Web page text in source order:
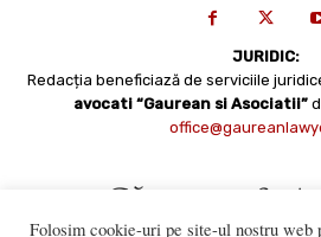
JURIDIC:
Redacția beneficiază de serviciile
avocati “Gaurean si Asociatii”
Folosim cookie-uri pe site-ul nostru web